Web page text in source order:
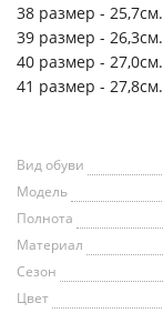
38 размер - 25,7см.
39 размер - 26,3см.
40 размер - 27,0см.
41 размер - 27,8см.
Вид обуви
Модель
Полнота
Материал
Сезон
Цвет